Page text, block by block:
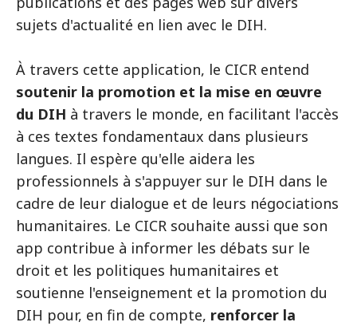
sujets d'actualité en lien avec le DIH.
À travers cette application, le CICR entend
soutenir la promotion et la mise en œuvre
du DIH à travers le monde, en facilitant l'accès
à ces textes fondamentaux dans plusieurs
langues. Il espère qu'elle aidera les
professionnels à s'appuyer sur le DIH dans le
cadre de leur dialogue et de leurs négociations
humanitaires. Le CICR souhaite aussi que son
app contribue à informer les débats sur le
droit et les politiques humanitaires et
soutienne l'enseignement et la promotion du
DIH pour, en fin de compte, renforcer la